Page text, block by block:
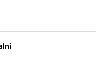
te svima
potrebna mi je i
uskoro emitirati.